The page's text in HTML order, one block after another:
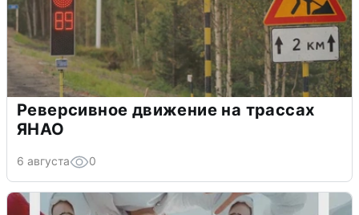
Реверсивное движение на трассах
ЯНАО
6 августа 0